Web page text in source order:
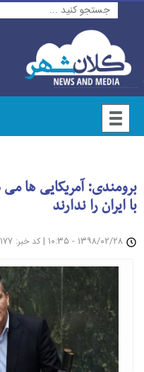
برومندی: آمریکایی ها
با ایران را ندارند
| کد خبر: ۲۱۷۷